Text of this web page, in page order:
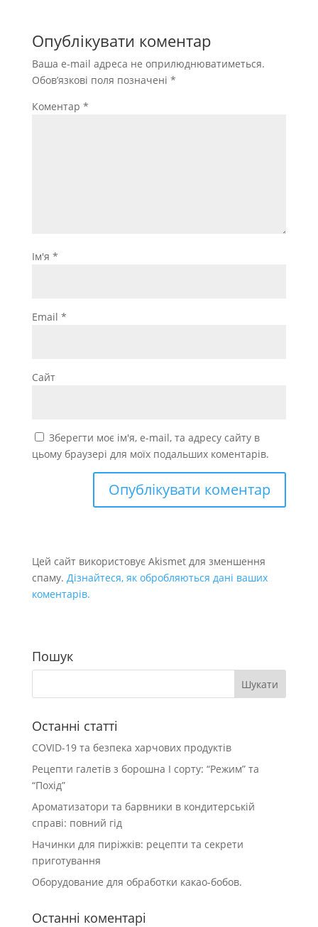
Опублікувати коментар
Ваша e-mail адреса не оприлюднюватиметься.
Обов’язкові поля позначені *
Коментар *
Ім'я *
Email *
Сайт
Зберегти моє ім'я, e-mail, та адресу сайту в
цьому браузері для моїх подальших коментарів.
Цей сайт використовує Akismet для зменшення
спаму. Дізнайтеся, як обробляються дані ваших
коментарів.
Пошук
Останні статті
COVID-19 та безпека харчових продуктів
Рецепти галетів з борошна І сорту: “Режим” та
“Похід”
Ароматизатори та барвники в кондитерській
справі: повний гід
Начинки для пиріжків: рецепти та секрети
приготування
Оборудование для обработки какао-бобов.
Останні коментарі